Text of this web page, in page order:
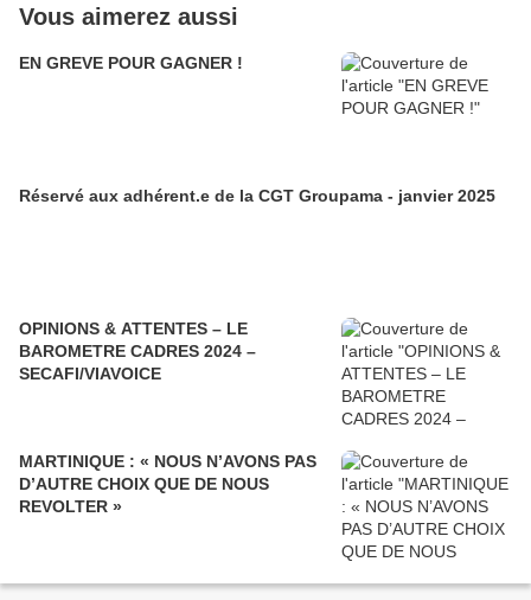
Vous aimerez aussi
EN GREVE POUR GAGNER !
Réservé aux adhérent.e de la CGT Groupama - janvier 2025
OPINIONS & ATTENTES – LE
BAROMETRE CADRES 2024 –
SECAFI/VIAVOICE
MARTINIQUE : « NOUS N’AVONS PAS
D’AUTRE CHOIX QUE DE NOUS
REVOLTER »